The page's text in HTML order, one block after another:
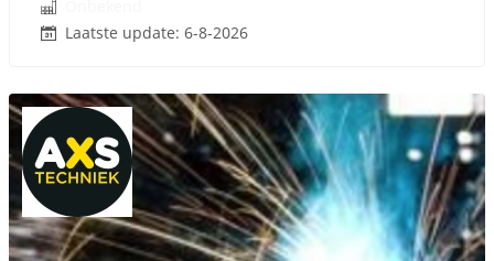
Laatste update: 6-8-2026